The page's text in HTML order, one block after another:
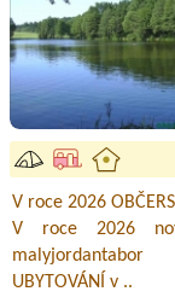
V roce 2026
V roce 2026
malyjordantabor
UBYTOVÁNÍ v ..